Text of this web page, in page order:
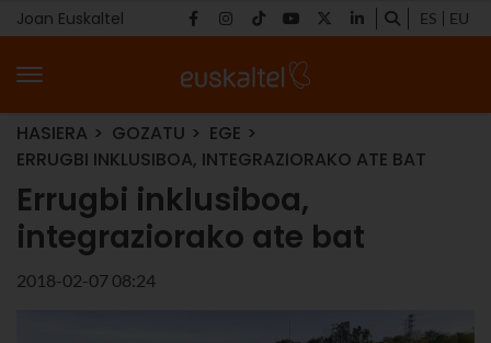
Joan Euskaltel ES EU
HASIERA GOZATU
EGE
ERRUGBI INKLUSIBOA, INTEGRAZIORAKO ATE BAT
Errugbi inklusiboa,
integraziorako ate bat
2018-02-07 08:24